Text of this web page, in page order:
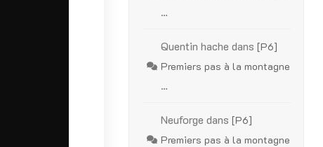
…
Quentin hache dans[P6]
Premiers pas à la montagne
…
Neuforge dans[P6]
Premiers pas à la montagne